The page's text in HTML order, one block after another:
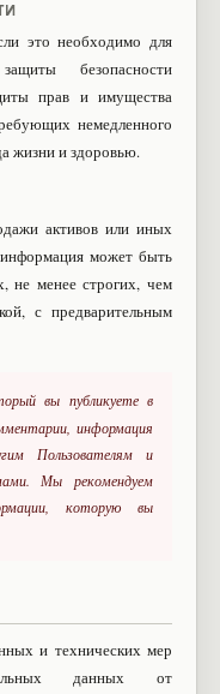
это необходимо для
безопасности
прав и имущества
немедленного
жизни и здоровью.
активов или иных
может быть
не менее строгих, чем
с предварительным
вы публикуете в
информация
Пользователям и
Мы рекомендуем
которую вы
и технических мер
данных от